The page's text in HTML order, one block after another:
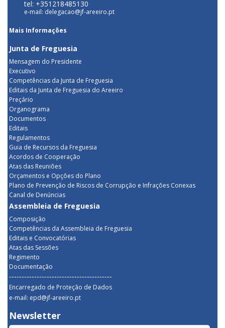
tel: +351218485130
e-mail: delegacao@jf-areeiro.pt
Mais Informações
Junta de Freguesia
Mensagem do Presidente
Executivo
Competências da Junta de Freguesia
Editais da Junta de Freguesia do Areeiro
Preçário
Organograma
Documentos
Editais
Regulamentos
Guia de Recursos da Freguesia
Acordos de Cooperação
Atas das Reuniões
Orçamentos e Opções do Plano
Plano de Prevenção de Riscos de Corrupção e Infrações Conexas
Canal de Denúncias
Assembleia de Freguesia
Composição
Competências da Assembleia de Freguesia
Editais e Convocatórias
Atas das Sessões
Regimento
Documentação
-----------------------------------------
Encarregado de Proteção de Dados
e-mail: epd@jf-areeiro.pt
Newsletter